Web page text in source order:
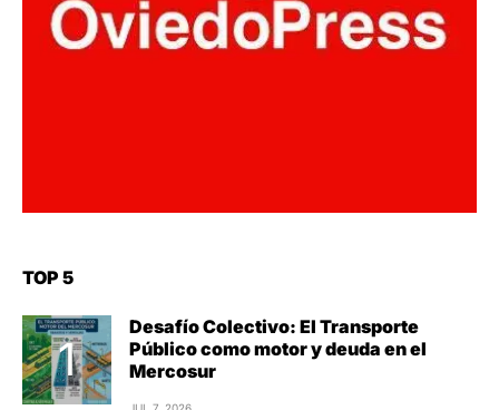
TOP 5
Desafío Colectivo: El Transporte
Público como motor y deuda en el
Mercosur